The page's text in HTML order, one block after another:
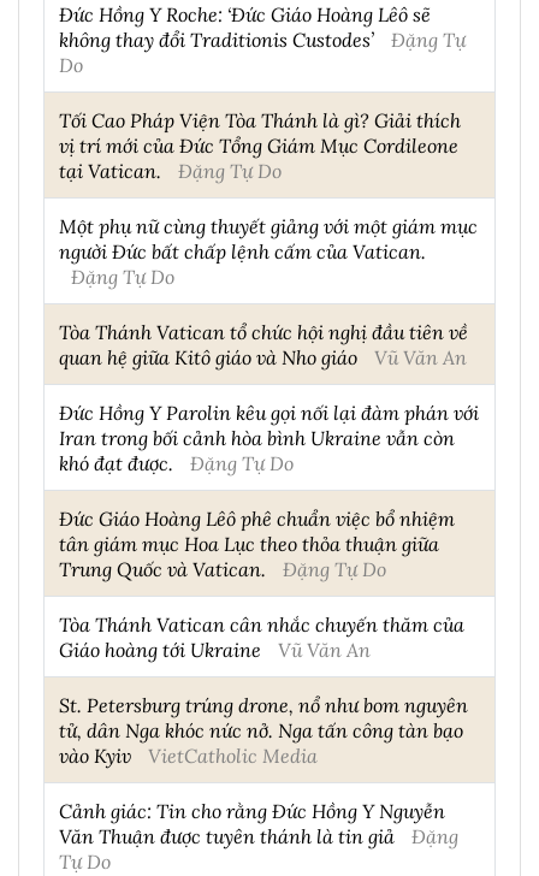
Đức Hồng Y Roche: ‘Đức Giáo Hoàng Lêô sẽ
không thay đổi Traditionis Custodes’
Đặng Tự
Do
Tối Cao Pháp Viện Tòa Thánh là gì? Giải thích
vị trí mới của Đức Tổng Giám Mục Cordileone
tại Vatican.
Đặng Tự Do
Một phụ nữ cùng thuyết giảng với một giám mục
người Đức bất chấp lệnh cấm của Vatican.
Đặng Tự Do
Tòa Thánh Vatican tổ chức hội nghị đầu tiên về
quan hệ giữa Kitô giáo và Nho giáo
Vũ Văn An
Đức Hồng Y Parolin kêu gọi nối lại đàm phán với
Iran trong bối cảnh hòa bình Ukraine vẫn còn
khó đạt được.
Đặng Tự Do
Đức Giáo Hoàng Lêô phê chuẩn việc bổ nhiệm
tân giám mục Hoa Lục theo thỏa thuận giữa
Trung Quốc và Vatican.
Đặng Tự Do
Tòa Thánh Vatican cân nhắc chuyến thăm của
Giáo hoàng tới Ukraine
Vũ Văn An
St. Petersburg trúng drone, nổ như bom nguyên
tử, dân Nga khóc nức nở. Nga tấn công tàn bạo
vào Kyiv
VietCatholic Media
Cảnh giác: Tin cho rằng Đức Hồng Y Nguyễn
Văn Thuận được tuyên thánh là tin giả
Đặng
Tự Do